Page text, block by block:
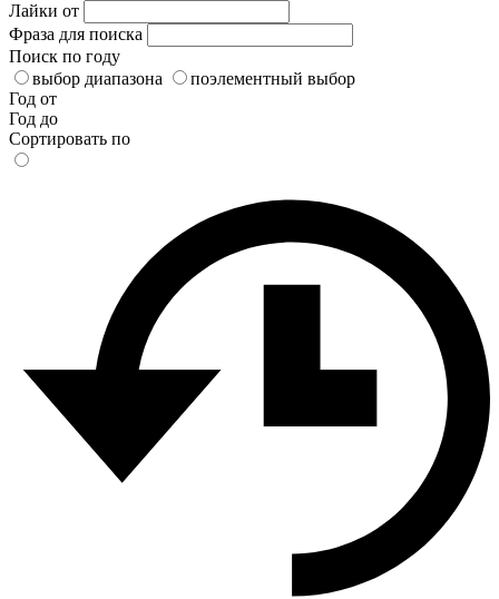
Лайки от
Фраза для поиска
Поиск по году
выбор диапазона
поэлементный выбор
Год от
Год до
Сортировать по